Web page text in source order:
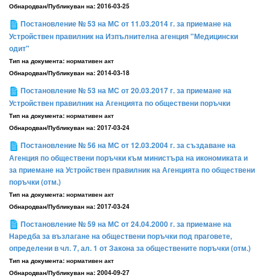
Обнародван/Публикуван на: 2016-03-25
Постановление № 53 на МС от 11.03.2014 г. за приемане на
Устройствен правилник на Изпълнителна агенция "Медицински
одит"
Тип на документа: нормативен акт
Обнародван/Публикуван на: 2014-03-18
Постановление № 53 на МС от 20.03.2017 г. за приемане на
Устройствен правилник на Агенцията по обществени поръчки
Тип на документа: нормативен акт
Обнародван/Публикуван на: 2017-03-24
Постановление № 56 на МС от 12.03.2004 г. за създаване на
Агенция по обществени поръчки към министъра на икономиката и
за приемане на Устройствен правилник на Агенцията по обществени
поръчки (отм.)
Тип на документа: нормативен акт
Обнародван/Публикуван на: 2017-03-24
Постановление № 59 на МС от 24.04.2000 г. за приемане на
Наредба за възлагане на обществени поръчки под праговете,
определени в чл. 7, ал. 1 от Закона за обществените поръчки (отм.)
Тип на документа: нормативен акт
Обнародван/Публикуван на: 2004-09-27